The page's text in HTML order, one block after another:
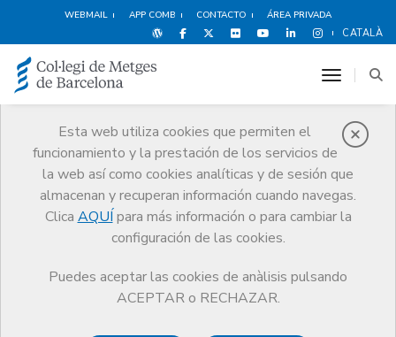
WEBMAIL APP COMB CONTACTO ÁREA PRIVADA
CATALÀ
Esta web utiliza cookies que permiten el
funcionamiento y la prestación de los servicios de
la web así como cookies analíticas y de sesión que
almacenan y recuperan información cuando navegas.
Clica AQUÍ para más información o para cambiar la
configuración de las cookies.
Puedes aceptar las cookies de anàlisis pulsando
ACEPTAR o RECHAZAR.
toggle
Agenda
Comunicación
Déficit de la actividad DiAminoOxidasa (DAO) en pacientes con
migraña y su tratamiento con enzima DAO como nueva arma
terapéutica en la prevención de las crisis” (Congreso INFARMA